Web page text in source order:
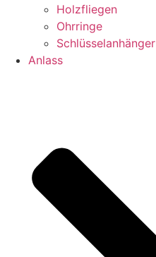
Holzfliegen
Ohrringe
Schlüsselanhänger
Anlass